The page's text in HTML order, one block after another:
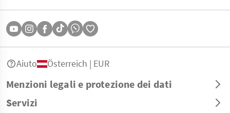
Menzioni legali e protezione dei dati
Servizi
Aiuto Österreich | EUR